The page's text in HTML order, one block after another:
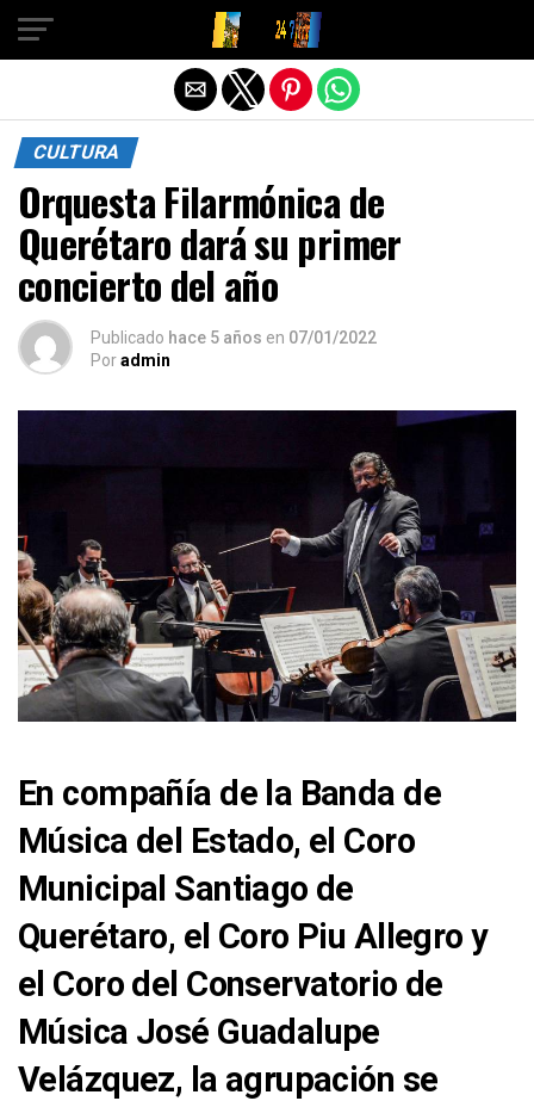
CULTURA
Orquesta Filarmónica de
Querétaro dará su primer
concierto del año
Publicado hace 5 años en 07/01/2022
Poradmin
En compañía de la Banda de
Música del Estado, el Coro
Municipal Santiago de
Querétaro, el Coro Piu Allegro y
el Coro del Conservatorio de
Música José Guadalupe
Velázquez, la agrupación se
Salir de la versión móvil